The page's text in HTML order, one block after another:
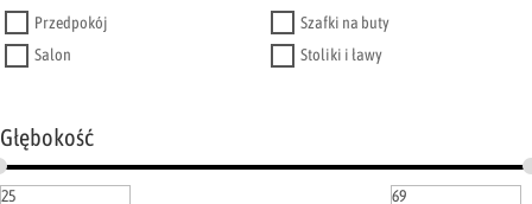
Przedpokój
Szafki na buty
Salon
Stoliki i ławy
Głębokość